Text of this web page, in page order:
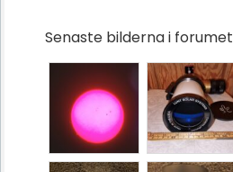
Senaste bilderna i forumet